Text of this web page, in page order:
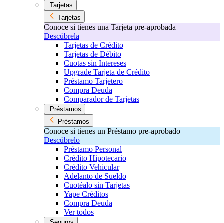
Tarjetas
Tarjetas
Conoce si tienes una Tarjeta pre-aprobada
Descúbrela
Tarjetas de Crédito
Tarjetas de Débito
Cuotas sin Intereses
Upgrade Tarjeta de Crédito
Préstamo Tarjetero
Compra Deuda
Comparador de Tarjetas
Préstamos
Préstamos
Conoce si tienes un Préstamo pre-aprobado
Descúbrelo
Préstamo Personal
Crédito Hipotecario
Crédito Vehicular
Adelanto de Sueldo
Cuotéalo sin Tarjetas
Yape Créditos
Compra Deuda
Ver todos